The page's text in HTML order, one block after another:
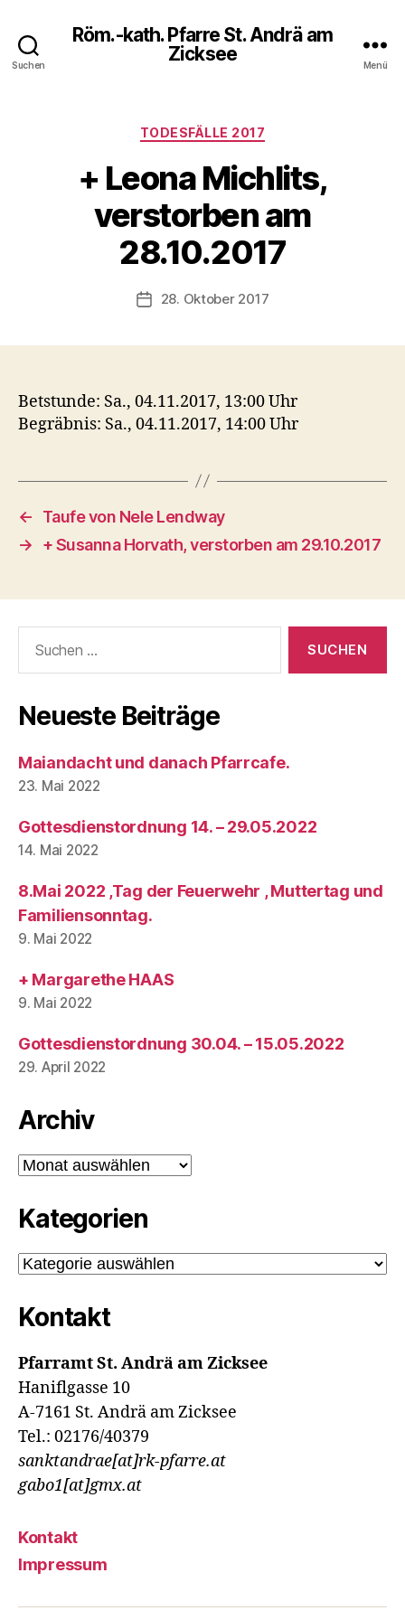
Suchen
Röm.-kath. Pfarre St. Andrä am
Zicksee
Menü
Kategorien
TODESFÄLLE 2017
+ Leona Michlits,
verstorben am
28.10.2017
Veröffentlichungsdatum
28. Oktober 2017
Betstunde: Sa., 04.11.2017, 13:00 Uhr
Begräbnis: Sa., 04.11.2017, 14:00 Uhr
←
Taufe von Nele Lendway
→
+ Susanna Horvath, verstorben am 29.10.2017
nach:
Neueste Beiträge
Maiandacht und danach Pfarrcafe.
23. Mai 2022
Gottesdienstordnung 14. – 29.05.2022
14. Mai 2022
8.Mai 2022 ,Tag der Feuerwehr , Muttertag und
Familiensonntag.
9. Mai 2022
+ Margarethe HAAS
9. Mai 2022
Gottesdienstordnung 30.04. – 15.05.2022
29. April 2022
Archiv
Archiv
Kategorien
Kategorien
Kontakt
Pfarramt St. Andrä am Zicksee
Haniflgasse 10
A-7161 St. Andrä am Zicksee
Tel.: 02176/40379
sanktandrae[at]rk-pfarre.at
gabo1[at]gmx.at
Kontakt
Impressum